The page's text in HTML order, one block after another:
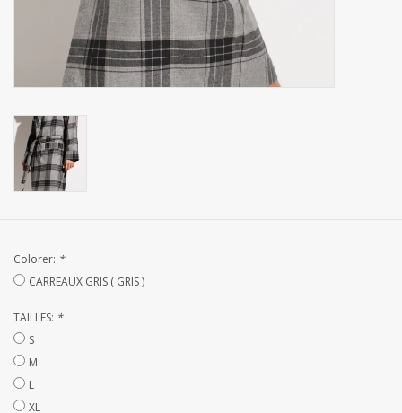
Linge de Plage
SUR MESURE
Vêtements d'intérieur et de
nuit (FEMMES)
Colorer: *
CARREAUX GRIS ( GRIS )
TAILLES: *
S
M
L
XL